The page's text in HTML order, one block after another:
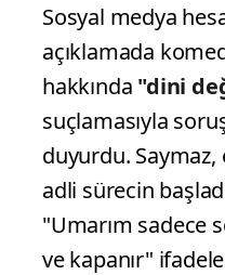
Sosyal medya
açıklamada
hakkında "dini
suçlamasıyla
duyurdu.
adli sürecin
"Umarım sadece
ve kapanır"